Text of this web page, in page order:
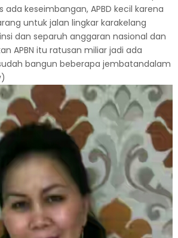
keseimbangan, APBD kecil karena
untuk jalan lingkar karakelang
dan separuh anggaran nasional dan
APBN itu ratusan miliar jadi ada
bangun beberapa jembatandalam